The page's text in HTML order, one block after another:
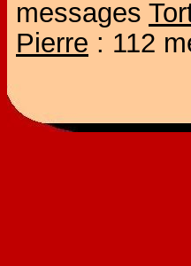
messages
Pierre : 112